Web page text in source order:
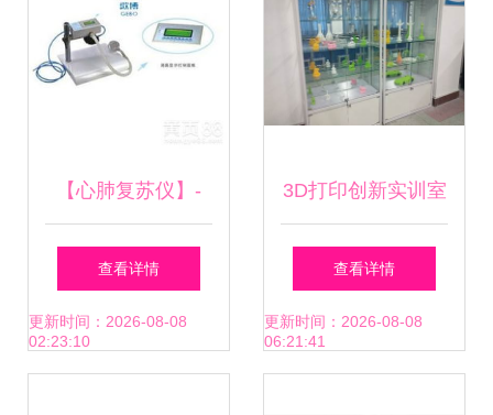
【心肺复苏仪】-
查看详情
更新时间：2026-08-08
02:23:10
3D打印创新实训室
重塑医药教学器材
的未来
查看详情
更新时间：2026-08-08
06:21:41